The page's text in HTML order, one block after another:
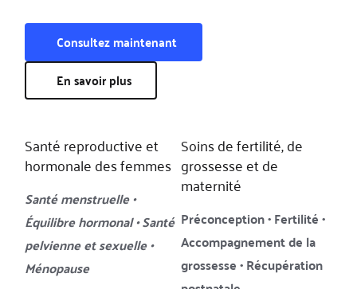
Consultez maintenant
En savoir plus
Santé reproductive et
hormonale des femmes
Santé menstruelle •
Équilibre hormonal • Santé
pelvienne et sexuelle •
Ménopause
Soins de fertilité, de
grossesse et de
maternité
Préconception • Fertilité •
Accompagnement de la
grossesse • Récupération